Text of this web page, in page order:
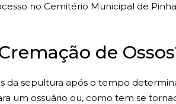
no Cemitério Municipal de
de
da sepultura após o tempo
um ossuário ou, como tem se